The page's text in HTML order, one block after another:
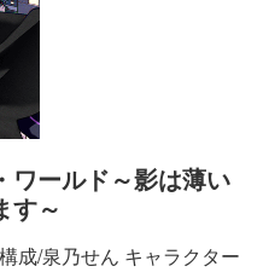
ワールド～影は薄い
す～
成/泉乃せん キャラクター